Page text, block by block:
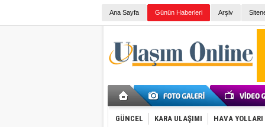
Ana Sayfa Günün Haberleri Arşiv
GÜNCEL KARA ULAŞIMI HAVA YOLLARI